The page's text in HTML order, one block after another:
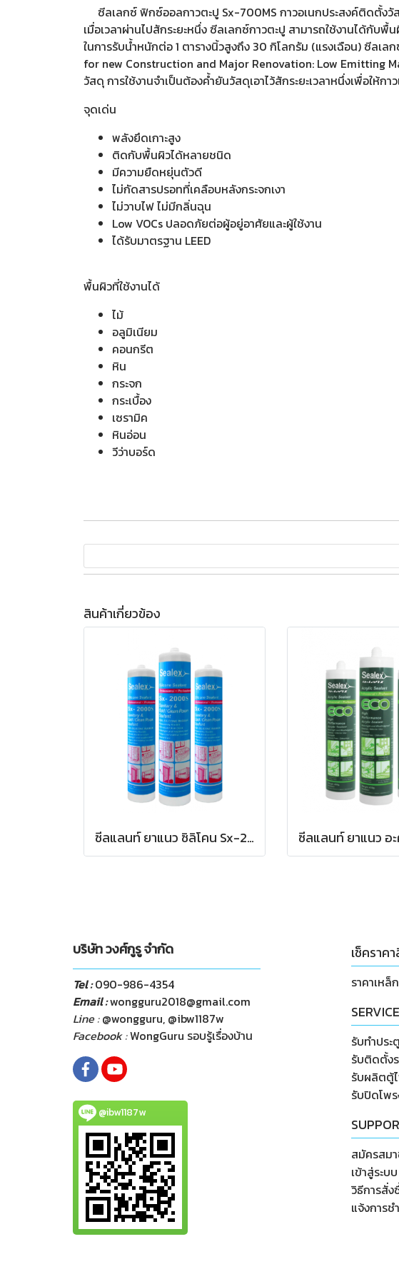
ซีลเลกซ์ ฟิกซ์ออลกาวตะปู Sx-700MS กาวอเนกประสงค์ติดตั้งวั
เมื่อเวลาผ่านไปสักระยะหนึ่ง ซีลเลกซ์กาวตะปู สามารถใช้งานได้กับ
ในการรับน้ำหนักต่อ 1 ตารางนิ้วสูงถึง 30 กิโลกรัม (แรงเฉือน) ซีล
for new Construction and Major Renovation: Low Emitting
วัสดุ การใช้งานจำเป็นต้องค้ำยันวัสดุเอาไว้สักระยะเวลาหนึ่งเพื่อให้
จุดเด่น
พลังยึดเกาะสูง
ติดกับพื้นผิวได้หลายชนิด
มีความยืดหยุ่นตัวดี
ไม่กัดสารปรอทที่เคลือบหลังกระจกเงา
ไม่วาบไฟ ไม่มีกลิ่นฉุน
Low VOCs ปลอดภัยต่อผู้อยู่อาศัยและผู้ใช้งาน
ได้รับมาตรฐาน LEED
พื้นผิวที่ใช้งานได้
ไม้
อลูมิเนียม
คอนกรีต
หิน
กระจก
กระเบื้อง
เซรามิค
หินอ่อน
วีว่าบอร์ด
สินค้าเกี่ยวข้อง
ซีลแลนท์ ยาแนว ซิลิโคน Sx-2000s แบบหลอดบรรจุ 300 มล.
บริษัท วงศ์กูรู จำกัด
Tel :090-986-4354
Email :wongguru2018@gmail.com
Line :@wongguru, @ibw1187w
Facebook :WongGuru รอบรู้เรื่องบ้าน
@ibw1187w
เช็คราค
ราคาเหล็ก
SERVICE
รับทำปร
รับติดตั้งร
รับผลิตตู้
รับปิดโพ
สมัครสม
เข้าสู่ระบบ
วิธีการสั่ง
แจ้งการช